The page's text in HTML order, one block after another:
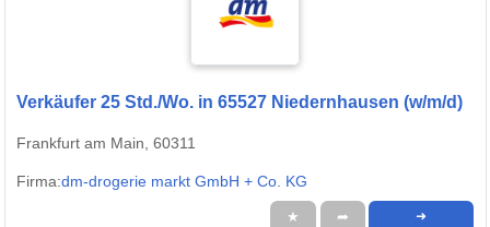
Verkäufer 25 Std./Wo. in 65527 Niedernhausen (w/m/d)
Frankfurt am Main, 60311
Firma:dm-drogerie markt GmbH + Co. KG
★ ➦ ➜